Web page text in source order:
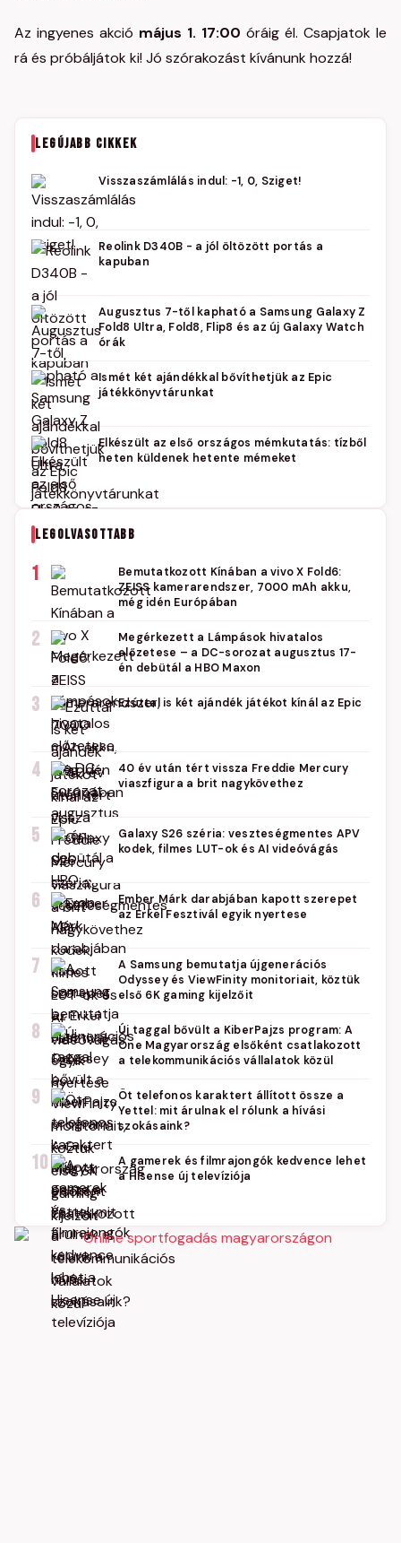
Az ingyenes akció május 1. 17:00 óráig él. Csapjatok le
rá és próbáljátok ki! Jó szórakozást kívánunk hozzá!
LEGÚJABB CIKKEK
Visszaszámlálás indul: -1, 0, Sziget!
Reolink D340B - a jól öltözött portás a
kapuban
Augusztus 7-től kapható a Samsung Galaxy Z
Fold8 Ultra, Fold8, Flip8 és az új Galaxy Watch
órák
Ismét két ajándékkal bővíthetjük az Epic
játékkönyvtárunkat
Elkészült az első országos mémkutatás: tízből
heten küldenek hetente mémeket
LEGOLVASOTTABB
1
Bemutatkozott Kínában a vivo X Fold6:
ZEISS kamerarendszer, 7000 mAh akku,
még idén Európában
2
Megérkezett a Lámpások hivatalos
előzetese – a DC-sorozat augusztus 17-
én debütál a HBO Maxon
3 Ezúttal is két ajándék játékot kínál az Epic
4
40 év után tért vissza Freddie Mercury
viaszfigura a brit nagykövethez
5
Galaxy S26 széria: veszteségmentes APV
kodek, filmes LUT-ok és AI videóvágás
6
Ember Márk darabjában kapott szerepet
az Erkel Fesztivál egyik nyertese
7
A Samsung bemutatja újgenerációs
Odyssey és ViewFinity monitoriait, köztük
első 6K gaming kijelzőit
8
Új taggal bővült a KiberPajzs program: A
One Magyarország elsőként csatlakozott
a telekommunikációs vállalatok közül
9
Öt telefonos karaktert állított össze a
Yettel: mit árulnak el rólunk a hívási
szokásaink?
10
A gamerek és filmrajongók kedvence lehet
a Hisense új televíziója